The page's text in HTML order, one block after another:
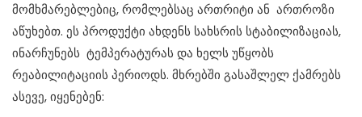
მომხმარებლებიც, რომლებსაც ართრიტი ან ართროზი
აწუხებთ. ეს პროდუქტი ახდენს სახსრის სტაბილიზაციას,
ინარჩუნებს ტემპერატურას და ხელს უწყობს
რეაბილიტაციის პერიოდს. მხრებში გასაშლელ ქამრებს
ასევე, იყენებენ: